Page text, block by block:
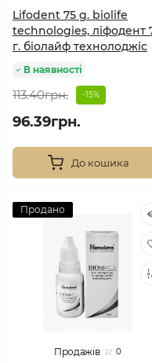
Lifodent 75 g. biolife
technologies, ліфодент
г. біолайф технолоджіс
В наявності
113.40грн. -15%
96.39грн.
До кошика
Продано
Продажів 0